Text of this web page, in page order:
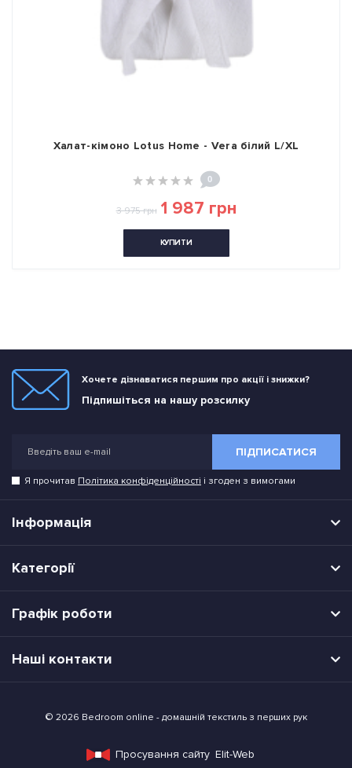
Халат-кімоно Lotus Home - Vera білий L/XL
0
3 975 грн 1 987 грн
КУПИТИ
Хочете дізнаватися першим про акції і знижки?
Підпишіться на нашу розсилку
ПІДПИСАТИСЯ
Я прочитав Політика конфіденційності і згоден з вимогами
Інформація
Категорії
Графік роботи
Наші контакти
© 2026 Bedroom online - домашній текстиль з перших рук
Просування сайту Elit-Web